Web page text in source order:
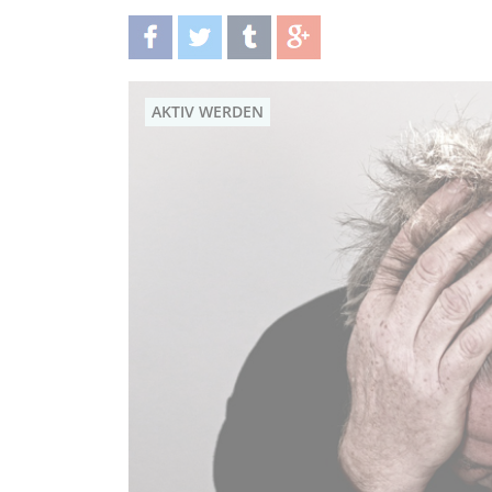
teilentwittern teilen teilen
AKTIV WERDEN